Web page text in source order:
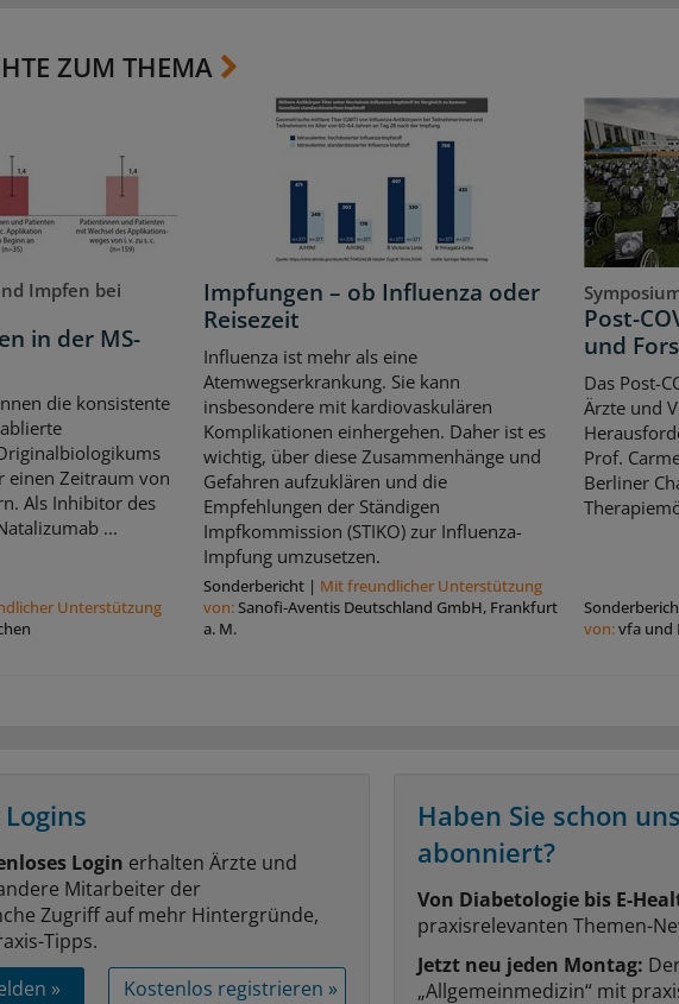
ZUM THEMA
Impfen bei
in der MS-
die konsistente
einen Zeitraum von
Als Inhibitor des
...
Unterstützung
Impfungen – ob Influenza oder
Reisezeit
Influenza ist mehr als eine
Atemwegserkrankung. Sie kann
insbesondere mit kardiovaskulären
Komplikationen einhergehen. Daher ist es
wichtig, über diese Zusammenhänge und
Gefahren aufzuklären und die
Empfehlungen der Ständigen
Impfkommission (STIKO) zur Influenza-
Impfung umzusetzen.
Sonderbericht| Mit freundlicher Unterstützung
von:Sanofi-Aventis Deutschland GmbH, Frankfurt
a. M.
Post-
und
Das Post-
Ärzte und
Prof.
Berliner
von:vfa und
Login erhalten Ärzte und
Mitarbeiter der
Zugriff auf mehr Hintergründe,
Tipps.
»
Kostenlos registrieren »
Haben Sie schon
abonniert?
Von Diabetologie bis E-
praxisrelevanten Themen-
Jetzt neu jeden Montag:
„Allgemeinmedizin“ mit